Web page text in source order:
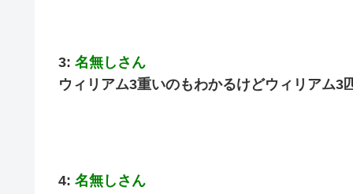
3: 名無しさん
ウィリアム3重いのもわかるけどウィリアム
4: 名無しさん